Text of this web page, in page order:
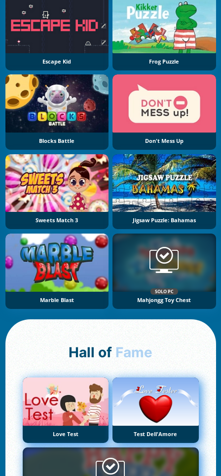
Escape Kid Frog Puzzle
Blocks Battle Don't Mess Up
Sweets Match 3 Jigsaw Puzzle: Bahamas
Marble Blast
SOLO PC
Mahjongg Toy Chest
Hall of Fame
Love Test Test Dell'Amore